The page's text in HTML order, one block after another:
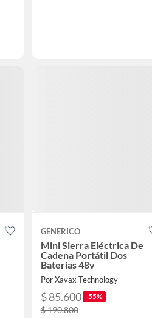
GENERICO
Mini Sierra Eléctrica De
Cadena Portátil Dos
Baterías 48v
Por Xavax Technology
$ 85.600 -55%
$ 190.800